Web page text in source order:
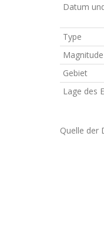
Datum
Type
Magnitude
Gebiet
Lage des
Quelle der